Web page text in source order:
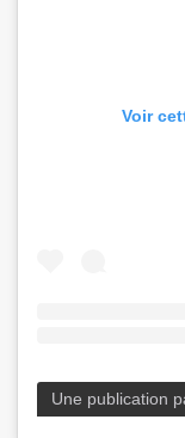
Voir
Une publication